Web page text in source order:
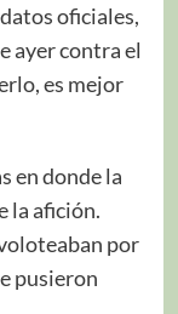
oficiales,
ayer contra el
es mejor
en donde la
la afición.
por
pusieron